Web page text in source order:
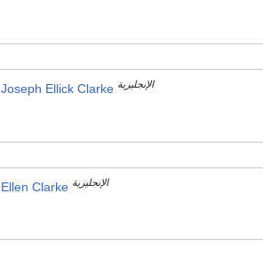
Joseph Ellick Clarke الإنجليزية
Ellen Clarke الإنجليزية